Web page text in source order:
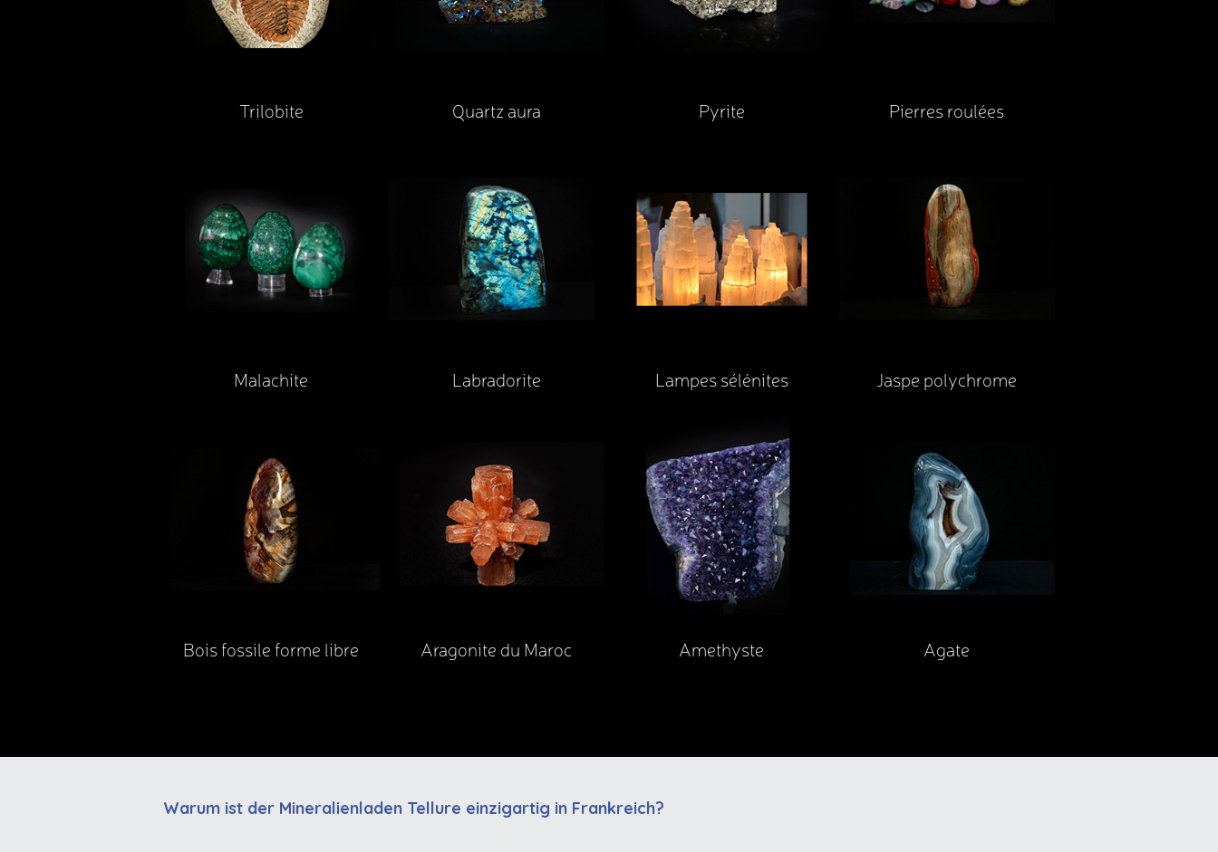
Trilobite Quartz aura Pyrite Pierres roulées
Malachite Labradorite Lampes sélénites Jaspe polychrome
Bois fossile forme libre Aragonite du Maroc Amethyste Agate
Warum ist der Mineralienladen Tellure einzigartig in Frankreich?